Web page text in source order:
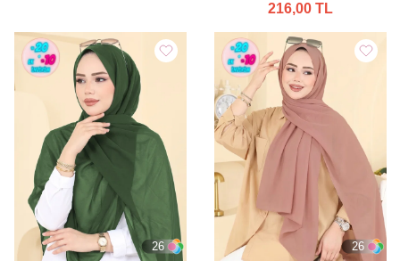
216,00 TL
26 26